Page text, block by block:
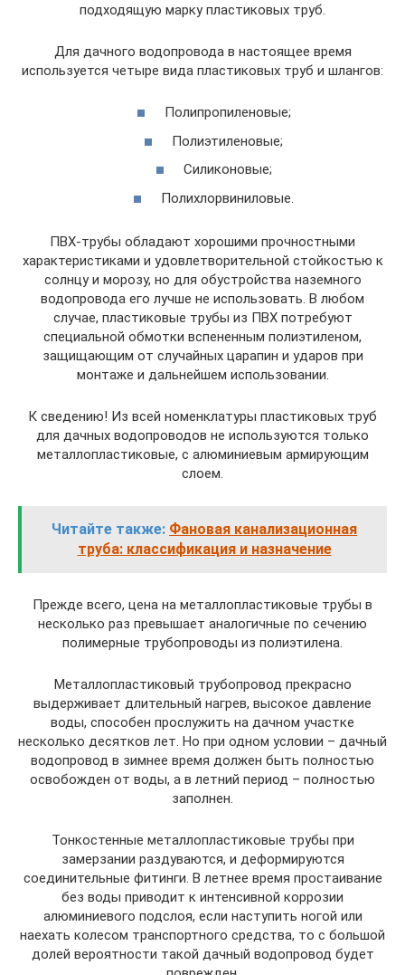
подходящую марку пластиковых труб.
Для дачного водопровода в настоящее время
используется четыре вида пластиковых труб и шлангов:
Полипропиленовые;
Полиэтиленовые;
Силиконовые;
Полихлорвиниловые.
ПВХ-трубы обладают хорошими прочностными
характеристиками и удовлетворительной стойкостью к
солнцу и морозу, но для обустройства наземного
водопровода его лучше не использовать. В любом
случае, пластиковые трубы из ПВХ потребуют
специальной обмотки вспененным полиэтиленом,
защищающим от случайных царапин и ударов при
монтаже и дальнейшем использовании.
К сведению! Из всей номенклатуры пластиковых труб
для дачных водопроводов не используются только
металлопластиковые, с алюминиевым армирующим
слоем.
Читайте также: Фановая канализационная
труба: классификация и назначение
Прежде всего, цена на металлопластиковые трубы в
несколько раз превышает аналогичные по сечению
полимерные трубопроводы из полиэтилена.
Металлопластиковый трубопровод прекрасно
выдерживает длительный нагрев, высокое давление
воды, способен прослужить на дачном участке
несколько десятков лет. Но при одном условии – дачный
водопровод в зимнее время должен быть полностью
освобожден от воды, а в летний период – полностью
заполнен.
Тонкостенные металлопластиковые трубы при
замерзании раздуваются, и деформируются
соединительные фитинги. В летнее время простаивание
без воды приводит к интенсивной коррозии
алюминиевого подслоя, если наступить ногой или
наехать колесом транспортного средства, то с большой
долей вероятности такой дачный водопровод будет